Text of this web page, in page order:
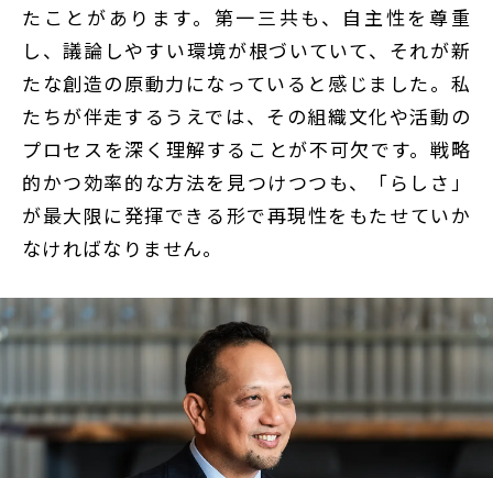
たことがあります。第一三共も、自主性を尊重
し、議論しやすい環境が根づいていて、それが新
たな創造の原動力になっていると感じました。私
たちが伴走するうえでは、その組織文化や活動の
プロセスを深く理解することが不可欠です。戦略
的かつ効率的な方法を見つけつつも、「らしさ」
が最大限に発揮できる形で再現性をもたせていか
なければなりません。